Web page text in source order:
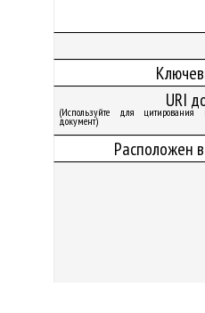
URI
(Используйте для
документ)
Расположен